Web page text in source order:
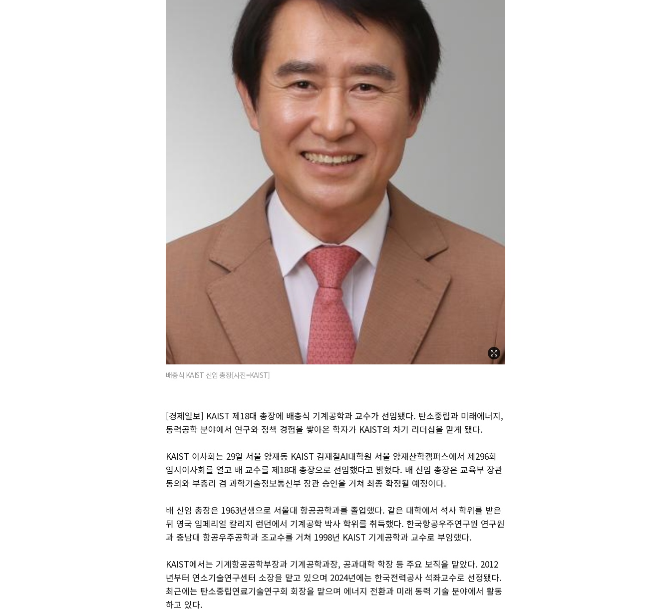
배충식 KAIST 신임 총장[사진=KAIST]
[경제일보] KAIST 제18대 총장에 배충식 기계공학과 교수가 선임됐다. 탄소중립과 미래에너지,
동력공학 분야에서 연구와 정책 경험을 쌓아온 학자가 KAIST의 차기 리더십을 맡게 됐다.
KAIST 이사회는 29일 서울 양재동 KAIST 김재철AI대학원 서울 양재산학캠퍼스에서 제296회
임시이사회를 열고 배 교수를 제18대 총장으로 선임했다고 밝혔다. 배 신임 총장은 교육부 장관
동의와 부총리 겸 과학기술정보통신부 장관 승인을 거쳐 최종 확정될 예정이다.
배 신임 총장은 1963년생으로 서울대 항공공학과를 졸업했다. 같은 대학에서 석사 학위를 받은
뒤 영국 임페리얼 칼리지 런던에서 기계공학 박사 학위를 취득했다. 한국항공우주연구원 연구원
과 충남대 항공우주공학과 조교수를 거쳐 1998년 KAIST 기계공학과 교수로 부임했다.
KAIST에서는 기계항공공학부장과 기계공학과장, 공과대학 학장 등 주요 보직을 맡았다. 2012
년부터 연소기술연구센터 소장을 맡고 있으며 2024년에는 한국전력공사 석좌교수로 선정됐다.
최근에는 탄소중립연료기술연구회 회장을 맡으며 에너지 전환과 미래 동력 기술 분야에서 활동
하고 있다.